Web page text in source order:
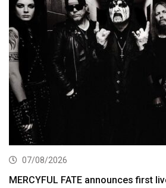
07/08/2026
MERCYFUL FATE announces first